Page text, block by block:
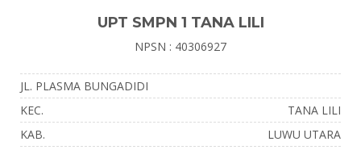
UPT SMPN 1 TANA LILI
NPSN : 40306927
JL. PLASMA BUNGADIDI
KEC.
TANA LILI
KAB.
LUWU UTARA